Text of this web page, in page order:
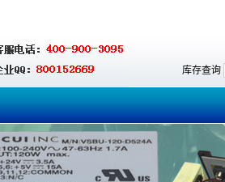
库存查询